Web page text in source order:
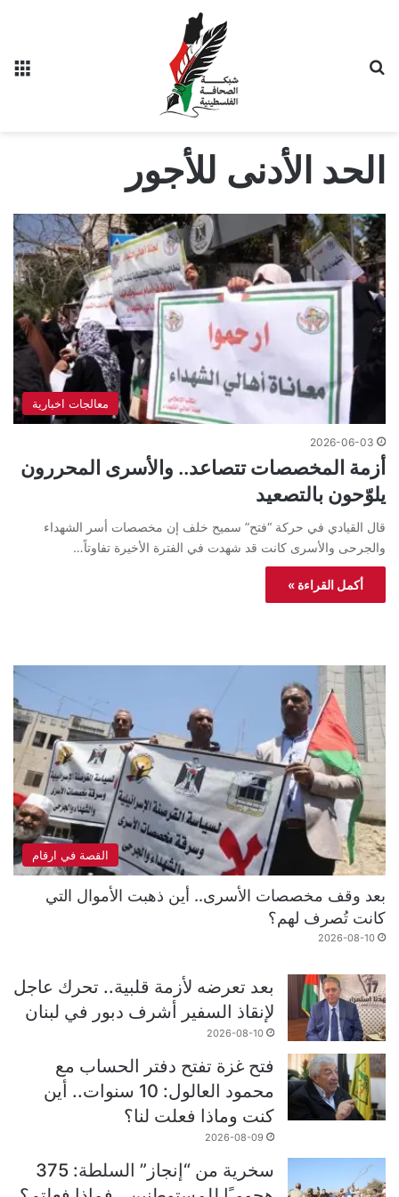
الحد الأدنى للأجور
معالجات اخبارية
2026-06-03
أزمة المخصصات تتصاعد.. والأسرى المحررون
يلوّحون بالتصعيد
قال القيادي في حركة “فتح” سميح خلف إن مخصصات أسر الشهداء
والجرحى والأسرى كانت قد شهدت في الفترة الأخيرة تفاوتاً…
أكمل القراءة »
القصة في ارقام
بعد وقف مخصصات الأسرى.. أين ذهبت الأموال التي
كانت تُصرف لهم؟
2026-08-10
بعد تعرضه لأزمة قلبية.. تحرك عاجل
لإنقاذ السفير أشرف دبور في لبنان
2026-08-10
فتح غزة تفتح دفتر الحساب مع
محمود العالول: 10 سنوات.. أين
كنت وماذا فعلت لنا؟
2026-08-09
سخرية من “إنجاز” السلطة: 375